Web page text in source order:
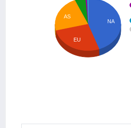
NA
AS
EU